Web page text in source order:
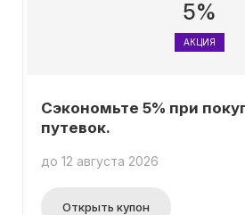
5%
АКЦИЯ
Сэкономьте 5% при
путевок.
до 12 августа 2026
Открыть купон